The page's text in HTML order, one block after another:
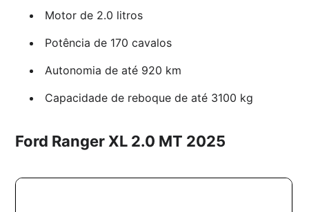
Motor de 2.0 litros
Potência de 170 cavalos
Autonomia de até 920 km
Capacidade de reboque de até 3100 kg
Ford Ranger XL 2.0 MT 2025